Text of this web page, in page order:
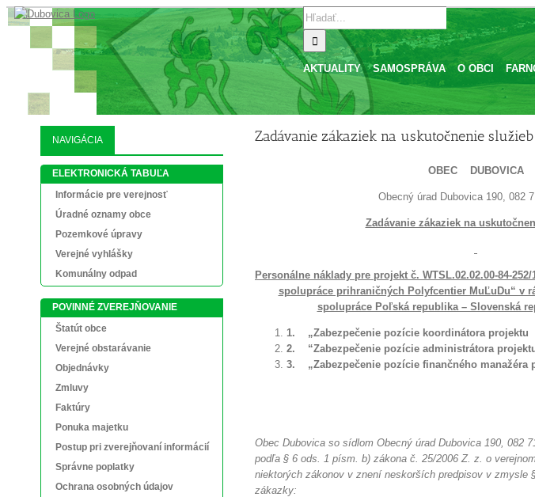
Skip
to
Search
for:
AKTUALITY SAMOSPRÁVA O OBCI
Zadávanie zákaziek na uskutočnenie služieb
OBEC DUBOVICA
Obecný úrad Dubovica 190, 082
Zadávanie zákaziek na
Personálne náklady pre projekt č. WTSL.02.02.00-84-
spolupráce prihraničných Polyfcentier MuĽuDu“ v
spolupráce Poľská republika – Slovenská
1. „Zabezpečenie pozície koordinátora projektu
2. “Zabezpečenie pozície administrátora
3. „Zabezpečenie pozície finančného manažéra
Obec Dubovica so sídlom Obecný úrad Dubovica 190, 082
podľa § 6 ods. 1 písm. b) zákona č. 25/2006 Z. z. o
niektorých zákonov v znení neskorších predpisov v zmysle
zákazky:
NAVIGÁCIA
ELEKTRONICKÁ TABUĽA
Informácie pre verejnosť
Úradné oznamy obce
Pozemkové úpravy
Verejné vyhlášky
Komunálny odpad
POVINNÉ ZVEREJŇOVANIE
Štatút obce
Verejné obstarávanie
Objednávky
Zmluvy
Faktúry
Ponuka majetku
Postup pri zverejňovaní informácií
Správne poplatky
Ochrana osobných údajov